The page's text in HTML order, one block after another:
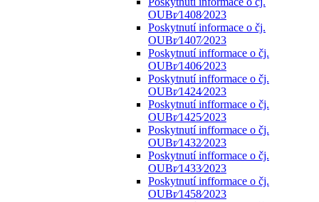
OUBr⁄1408⁄2023
Poskytnutí informace o čj.
OUBr⁄1407⁄2023
Poskytnutí infformace o čj.
OUBr⁄1406⁄2023
Poskytnutí infformace o čj.
OUBr⁄1424⁄2023
Poskytnutí infformace o čj.
OUBr⁄1425⁄2023
Poskytnutí infformace o čj.
OUBr⁄1432⁄2023
Poskytnutí infformace o čj.
OUBr⁄1433⁄2023
Poskytnutí infformace o čj.
OUBr⁄1458⁄2023